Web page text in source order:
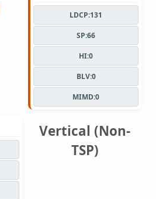
LDCP:131
SP:66
HI:0
BLV:0
MIMD:0
Vertical (Non-
TSP)